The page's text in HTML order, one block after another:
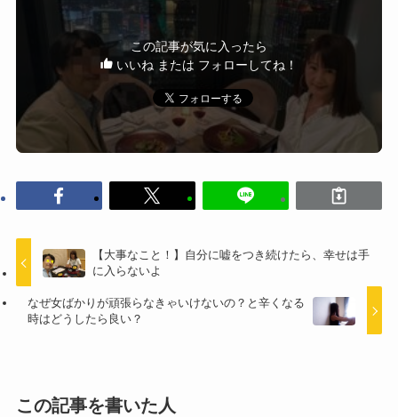
この記事が気に入ったら
いいね または フォローしてね！
【大事なこと！】自分に嘘をつき続けたら、幸せは手
に入らないよ
なぜ女ばかりが頑張らなきゃいけないの？と辛くなる
時はどうしたら良い？
この記事を書いた人